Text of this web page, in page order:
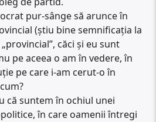
pur-sânge să arunce în
(știu bine semnificația la
căci și eu sunt
pe aceea o am în vedere, în
pe care i-am cerut-o în
că suntem în ochiul unei
în care oamenii întregi